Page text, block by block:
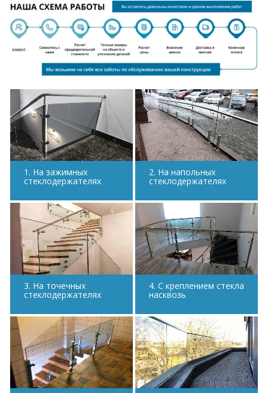
1. На зажимных
стеклодержателях
2. На напольных
стеклодержателях
3. На точечных
стеклодержателях
4. С креплением стекла
насквозь